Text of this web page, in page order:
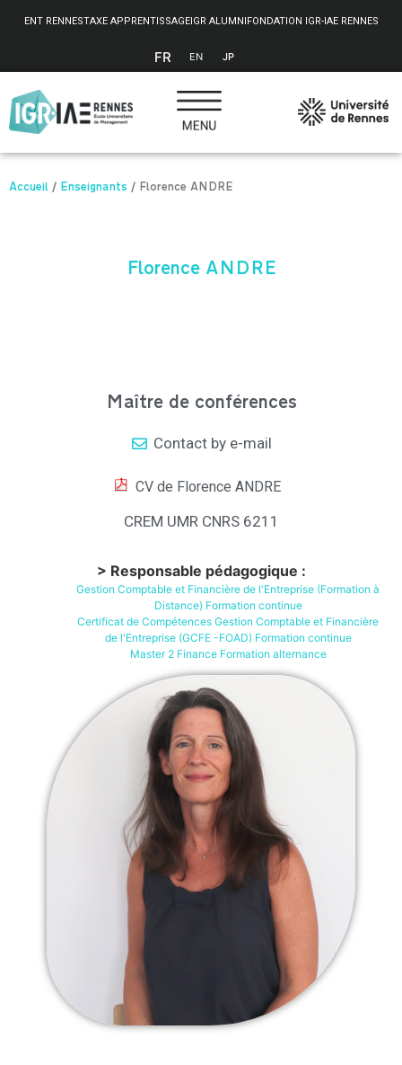
ENT RENNESTAXE APPRENTISSAGEIGR ALUMNIFONDATION IGR-IAE RENNES
FR EN JP
Accueil / Enseignants / Florence ANDRE
Florence ANDRE
Maître de conférences
Contact by e-mail
CV de Florence ANDRE
CREM UMR CNRS 6211
> Responsable pédagogique :
Gestion Comptable et Financière de l'Entreprise (Formation à
Distance) Formation continue
Certificat de Compétences Gestion Comptable et Financière
de l'Entreprise (GCFE -FOAD) Formation continue
Master 2 Finance Formation alternance